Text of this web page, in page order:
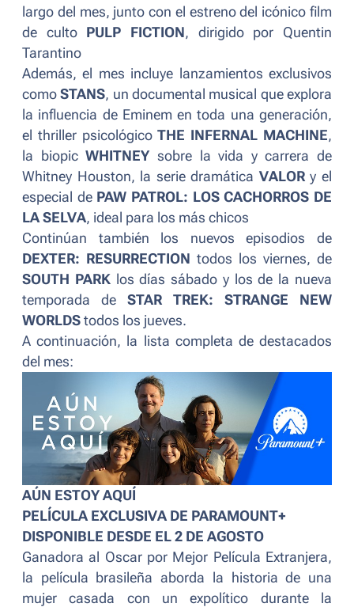
largo del mes, junto con el estreno del icónico film
de culto
PULP FICTION, dirigido por Quentin
Tarantino
Además, el mes incluye lanzamientos exclusivos
comoSTANS, un documental musical que explora
la influencia de Eminem en toda una generación,
el thriller psicológicoTHE INFERNAL MACHINE,
la biopicWHITNEY sobre la vida y carrera de
Whitney Houston, la serie dramática VALORy el
especial de PAW PATROL: LOS CACHORROS DE
LA SELVA, ideal para los más chicos
Continúan también los nuevos episodios de
DEXTER: RESURRECTION todos los viernes, de
SOUTH PARK los días sábado y los de la nueva
temporada de STAR TREK: STRANGE NEW
WORLDS todos los jueves.
A continuación, la lista completa de destacados
del mes:
AÚN ESTOY AQUÍ
PELÍCULA EXCLUSIVA DE PARAMOUNT+
DISPONIBLE DESDE EL 2 DE AGOSTO
Ganadora al Oscar por Mejor Película Extranjera,
la película brasileña aborda la historia de una
mujer casada con un expolítico durante la